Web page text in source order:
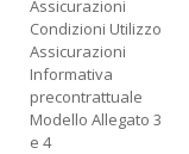
Assicurazioni
Condizioni Utilizzo
Assicurazioni
Informativa
precontrattuale
Modello Allegato 3
e 4